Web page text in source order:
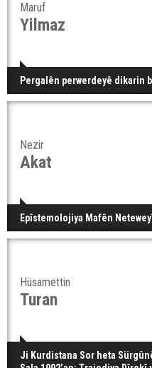
Maruf
Yilmaz
Pergalên perwerdeyê dikarin
Nezir
Akat
Epîstemolojiya Mafên
Hüsamettin
Turan
Ji Kurdistana Sor heta